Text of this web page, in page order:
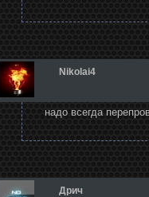
Nikolai4
надо всегда
Дрич